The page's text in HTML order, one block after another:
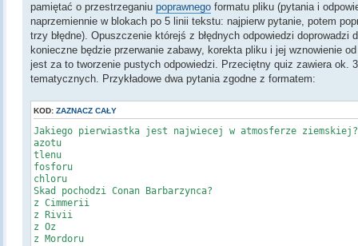
pamiętać o przestrzeganiupoprawnego formatu pliku (pytania i
naprzemiennie w blokach po 5 linii tekstu: najpierw pytanie, potem
trzy błędne). Opuszczenie którejś z błędnych odpowiedzi doprowadzi
konieczne będzie przerwanie zabawy, korekta pliku i jej wznowienie
jest za to tworzenie pustych odpowiedzi. Przeciętny quiz zawiera ok.
tematycznych. Przykładowe dwa pytania zgodne z formatem:
KOD:ZAZNACZ CAŁY
Jakiego pierwiastka jest najwiecej w atmosferze ziemskiej?
azotu
tlenu
fosforu
chloru
Skad pochodzi Conan Barbarzynca?
z Cimmerii
z Rivii
z Oz
z Mordoru